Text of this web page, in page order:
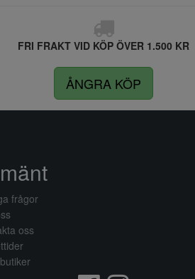
FRI FRAKT VID KÖP ÖVER 1.500 KR
ÅNGRA KÖP
frågor
oss